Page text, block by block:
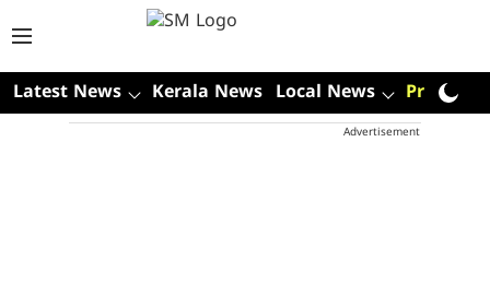
Latest News Kerala News Local News Premium
Advertisement